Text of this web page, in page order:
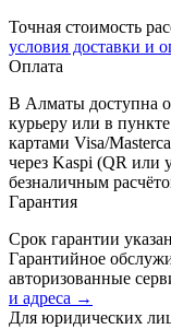
Точная стоимость
условия доставки и
Оплата
В Алматы доступна
курьеру или в
картами Visa/
через Kaspi (QR или
безналичным
Гарантия
Срок гарантии
Гарантийное
авторизованные
и адреса →
Для юридических